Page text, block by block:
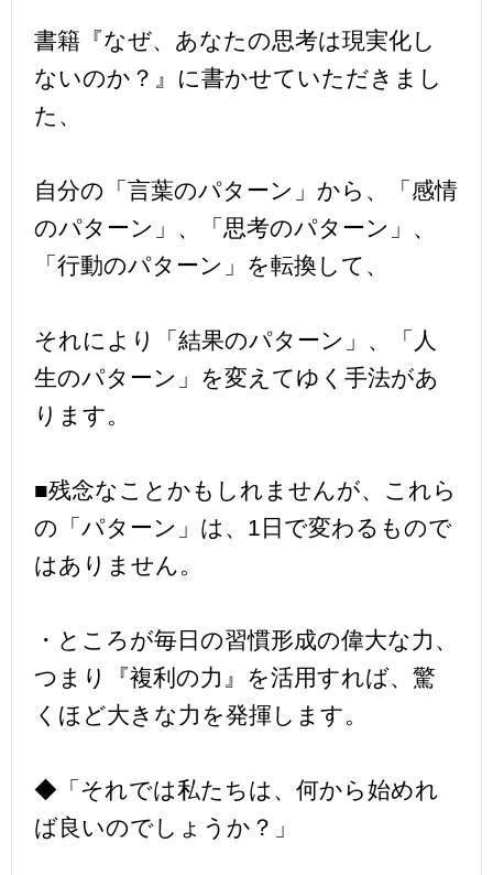
書籍『なぜ、あなたの思考は現実化し
ないのか？』に書かせていただきまし
た、
自分の「言葉のパターン」から、「感情
のパターン」、「思考のパターン」、
「行動のパターン」を転換して、
それにより「結果のパターン」、「人
生のパターン」を変えてゆく手法があ
ります。
■残念なことかもしれませんが、これら
の「パターン」は、1日で変わるもので
はありません。
・ところが毎日の習慣形成の偉大な力、
つまり『複利の力』を活用すれば、驚
くほど大きな力を発揮します。
◆「それでは私たちは、何から始めれ
ば良いのでしょうか？」